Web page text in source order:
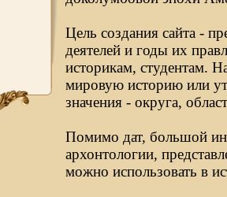
Цель создания сайта -
деятелей и годы их
историкам, студентам.
мировую историю или
значения - округа,
Помимо дат, большой
архонтологии,
можно использовать в